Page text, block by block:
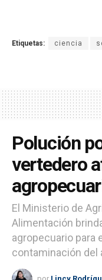
Etiquetas: ciencia
Polución
vertedero
El Ministerio de
Alimentación
agropecuario para
contaminación del